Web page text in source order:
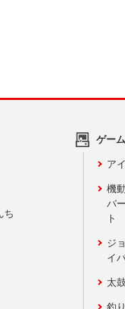
ち
ゲー
ア
機
バ
ト
ジ
イ
太